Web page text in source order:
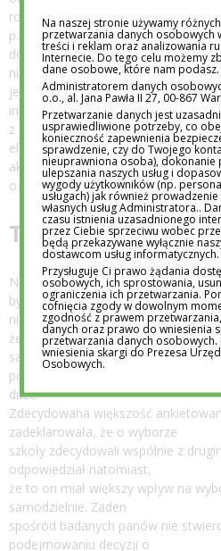
robi to ok. 80% ojców, o 10
p.p. więcej niż w przypadku mam). W
dominują panie, choć w
niektórych przypadkach różnica w
jest relatywnie mała. W
innych, takich jak choćby udział w
z dziennika
elektronicznego, odsetek ojców
aktywności okazał się mniejszy
o ok. 30 p.p. niż w przypadku mam.
Tata (też) wybiera
Niecałe 10% ojców stwierdziło, że
byli w to zaangażowani w
niewielkim stopniu. Prawie co trzeci
że szkoły szukał
samodzielnie, a 6 na 10 (59,7%)
poszukiwanie szkoły było
duże.
Zdecydowana większość
zadeklarowała, że o wyborze
szkoły zdecydowali wspólnie z
odpowiedział natomiast,
że to on miał większy wpływ na
samodzielnie. Żaden
spośród badanych panów nie
podejmowaniu decyzji o
Na naszej stronie używamy
przetwarzania danych osobowych
treści i reklam oraz analizowania
Internecie. Do tego celu możemy
dane osobowe, które nam podasz.
Administratorem danych
o.o., al. Jana Pawła II 27, 00-867
Przetwarzanie danych jest
usprawiedliwione potrzeby, co
konieczność zapewnienia
sprawdzenie, czy do Twojego
nieuprawniona osoba), dokonanie
ulepszania naszych usług i
wygody użytkowników (np.
usługach) jak również
własnych usług Administratora..
czasu istnienia uzasadnionego
przez Ciebie sprzeciwu wobec
będą przekazywane wyłącznie
dostawcom usług informatycznych.
Przysługuje Ci prawo żądania
osobowych, ich sprostowania,
ograniczenia ich przetwarzania.
cofnięcia zgody w dowolnym
zgodność z prawem
danych oraz prawo do wniesienia
przetwarzania danych osobowych.
wniesienia skargi do Prezesa
Osobowych.